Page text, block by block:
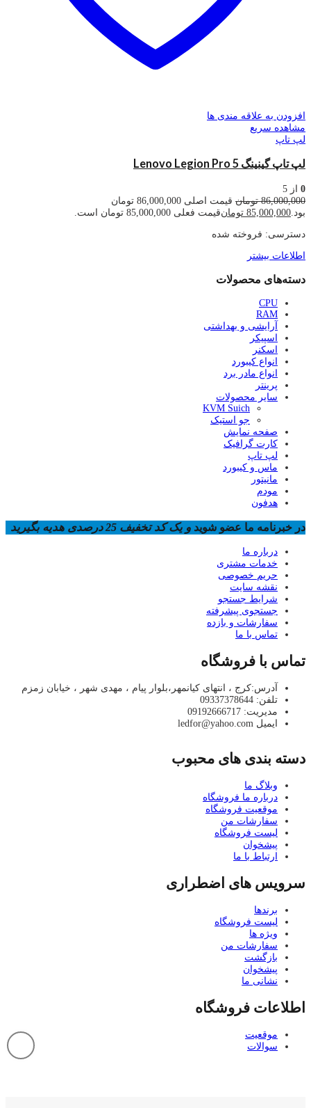
افزودن به علاقه مندی ها
مشاهده سریع
لپ تاپ
لپ تاپ گینینگ Lenovo Legion Pro 5
0 از 5
86,000,000 تومان
قیمت اصلی 86,000,000 تومان
بود. 85,000,000 تومانقیمت فعلی 85,000,000 تومان است.
دسترسی: فروخته شده
اطلاعات بیشتر
دسته‌های محصولات
CPU
RAM
آرایشی و بهداشتی
اسپیکر
اسکنر
انواع کیبورد
انواع مادر برد
پرینتر
سایر محصولات
KVM Suich
جو استیک
صفحه نمایش
کارت گرافیک
لپ تاپ
ماس و کیبورد
مانیتور
مودم
هدفون
در خبرنامه ما عضو شوید و یک کد تخفیف 25 درصدی هدیه بگیرید
درباره ما
خدمات مشتری
حریم خصوصی
نقشه سایت
شرایط جستجو
جستجوی پیشرفته
سفارشات و بازده
تماس با ما
تماس با فروشگاه
آدرس:کرج ، انتهای کیانمهر،بلوار پیام ، مهدی شهر ، خیابان زمزم
تلفن: 09337378644
مدیریت: 09192666717
ایمیل ledfor@yahoo.com
دسته بندی های محبوب
وبلاگ ما
درباره ما فروشگاه
موقعیت فروشگاه
سفارشات من
لیست فروشگاه
پیشخوان
ارتباط با ما
سرویس های اضطراری
برندها
لیست فروشگاه
ویژه ها
سفارشات من
بازگشت
پیشخوان
نشانی ما
اطلاعات فروشگاه
موقعیت
سوالات